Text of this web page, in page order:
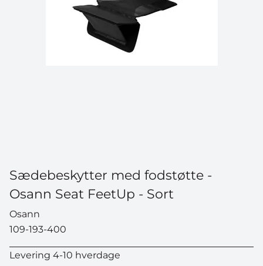
Sædebeskytter med fodstøtte -
Osann Seat FeetUp - Sort
Osann
109-193-400
Levering 4-10 hverdage